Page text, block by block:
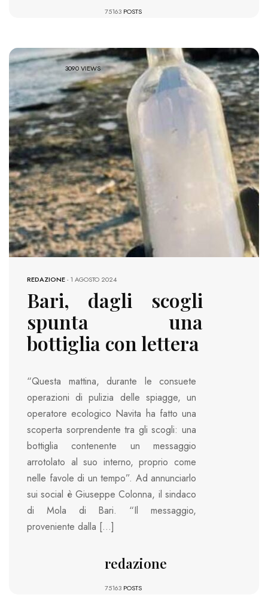
75163 POSTS
3090 VIEWS
REDAZIONE-1 AGOSTO 2024
Bari, dagli scogli
spunta una
bottiglia con lettera
“Questa mattina, durante le consuete
operazioni di pulizia delle spiagge, un
operatore ecologico Navita ha fatto una
scoperta sorprendente tra gli scogli: una
bottiglia contenente un messaggio
arrotolato al suo interno, proprio come
nelle favole di un tempo”. Ad annunciarlo
sui social è Giuseppe Colonna, il sindaco
di Mola di Bari. “Il messaggio,
proveniente dalla […]
redazione
75163 POSTS